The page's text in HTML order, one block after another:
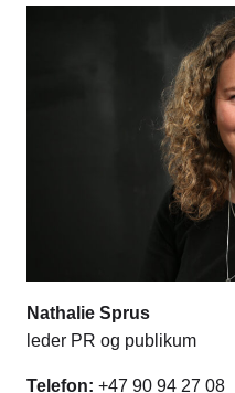
Nathalie Sprus
leder PR og publikum
Telefon: +47 90 94 27 08